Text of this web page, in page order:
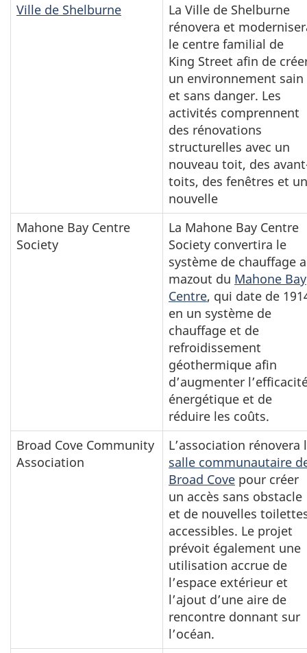
Ville de Shelburne
La Ville de Shelburne
rénovera et
le centre familial de
King Street afin de
un environnement sain
et sans danger. Les
activités comprennent
des rénovations
structurelles avec un
nouveau toit, des
toits, des fenêtres et
nouvelle
Mahone Bay Centre
Society
La Mahone Bay Centre
Society convertira le
système de chauffage
mazout du Mahone Bay
Centre, qui date de
en un système de
chauffage et de
refroidissement
géothermique afin
d’augmenter
énergétique et de
réduire les coûts.
Broad Cove Community
Association
L’association rénovera
salle communautaire
Broad Cove pour créer
un accès sans obstacle
et de nouvelles
accessibles. Le projet
prévoit également une
utilisation accrue de
l’espace extérieur et
l’ajout d’une aire de
rencontre donnant sur
l’océan.